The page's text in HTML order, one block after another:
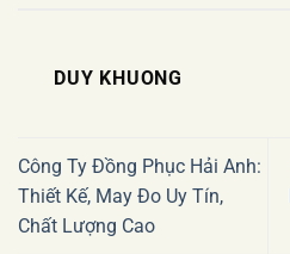
DUY KHUONG
Công Ty Đồng Phục Hải Anh:
Thiết Kế, May Đo Uy Tín,
Chất Lượng Cao